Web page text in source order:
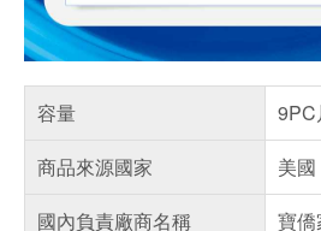
容量
9PC
商品來源國家
美國
國內負責廠商名稱
寶僑